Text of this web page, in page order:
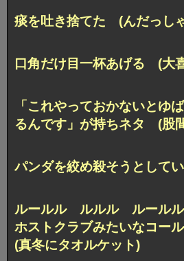
痰を吐き捨てた (んだっし
口角だけ目一杯あげる (大
「これやっておかないとゆ
るんです」が持ちネタ (股
パンダを絞め殺そうとして
ルールル ルルル ルール
ホストクラブみたいなコー
(真冬にタオルケット)